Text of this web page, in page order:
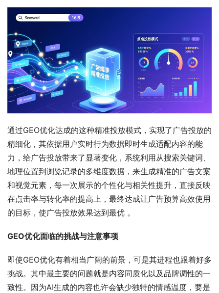
通过GEO优化达成的这种精准投放模式，实现了广告投放的
精细化，其依据用户实时行为数据即时生成适配内容的能
力，给广告投放带来了显著变化，系统利用从搜索关键词、
地理位置到浏览记录的多维度数据，来生成精准的广告文案
和视觉元素，每一次展示的个性化与相关性提升，直接反映
在点击率与转化率的提高上，最终达成让广告预算高效使用
的目标，使广告投放效果达到最优 。
GEO优化面临的挑战与注意事项
即使GEO优化有着相当广阔的前景，可是其进程也跟着好多
挑战。其中最主要的问题就是内容同质化以及品牌调性的一
致性。因为AI生成的内容也许会缺少独特的情感温度，要是